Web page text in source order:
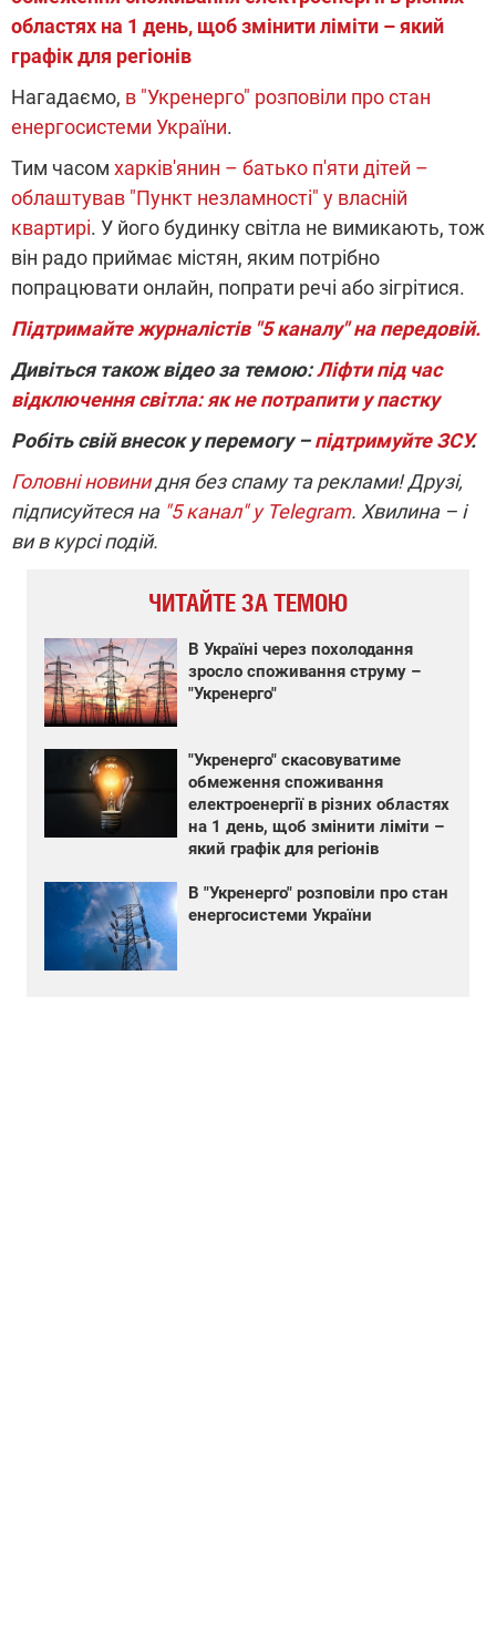
областях на 1 день, щоб змінити ліміти – який
графік для регіонів
Нагадаємо, в "Укренерго" розповіли про стан
енергосистеми України.
Тим часом харків'янин – батько п'яти дітей –
облаштував "Пункт незламності" у власній
квартирі. У його будинку світла не вимикають, тож
він радо приймає містян, яким потрібно
попрацювати онлайн, попрати речі або зігрітися.
Підтримайте журналістів "5 каналу" на передовій.
Дивіться також відео за темою:Ліфти під час
відключення світла: як не потрапити у пастку
Робіть свій внесок у перемогу –підтримуйте ЗСУ.
Головні новинидня без спаму та реклами! Друзі,
підписуйтеся на "5 канал" у Telegram. Хвилина – і
ви в курсі подій.
ЧИТАЙТЕ ЗА ТЕМОЮ
В Україні через похолодання
зросло споживання струму –
"Укренерго"
"Укренерго" скасовуватиме
обмеження споживання
електроенергії в різних областях
на 1 день, щоб змінити ліміти –
який графік для регіонів
В "Укренерго" розповіли про стан
енергосистеми України